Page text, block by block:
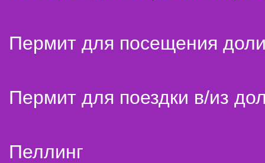
Пермит для посещения
Пермит для поездки в/из
Пеллинг